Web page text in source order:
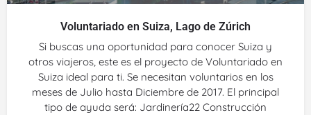
Voluntariado en Suiza, Lago de Zúrich
Si buscas una oportunidad para conocer Suiza y
otros viajeros, este es el proyecto de Voluntariado en
Suiza ideal para ti. Se necesitan voluntarios en los
meses de Julio hasta Diciembre de 2017. El principal
tipo de ayuda será: Jardinería22 Construcción